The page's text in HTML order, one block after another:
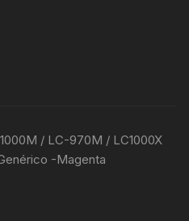
/ LC-970M / LC1000X
-Magenta